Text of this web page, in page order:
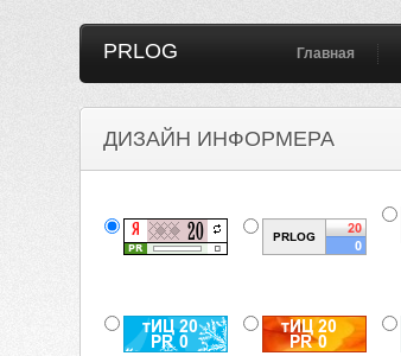
PRLOG Главная
ДИЗАЙН ИНФОРМЕРА